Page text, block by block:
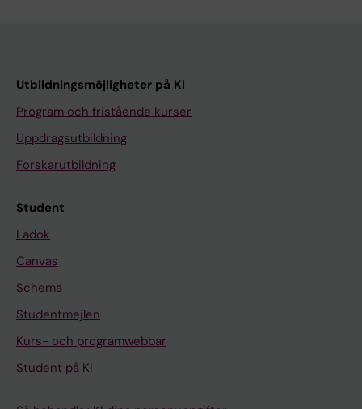
Utbildningsmöjligheter på KI
Program och fristående kurser
Uppdragsutbildning
Forskarutbildning
Student
Ladok
Canvas
Schema
Studentmejlen
Kurs- och programwebbar
Student på KI